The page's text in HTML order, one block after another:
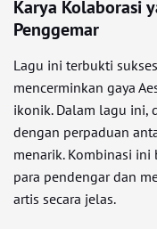
Karya Kolaborasi
Penggemar
Lagu ini terbukti
mencerminkan gaya
ikonik. Dalam lagu ini,
dengan perpaduan
menarik. Kombinasi ini
para pendengar dan
artis secara jelas.